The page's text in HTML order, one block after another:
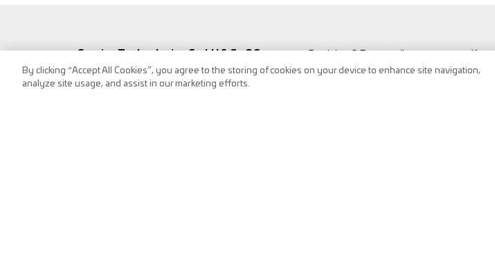
Service Technologies GmbH & Co OG
Frank-Stronach-Straße 3
8200 Albersdorf, Austria
Werkstatt & Fahrzeuge
Suche
By clicking “Accept All Cookies”, you agree to the storing of cookies on your device to enhance site navigation,
analyze site usage, and assist in our marketing efforts.